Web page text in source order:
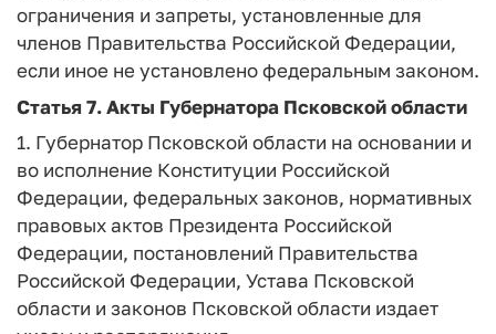
ограничения и запреты, установленные для
членов Правительства Российской Федерации,
если иное не установлено федеральным законом.
Статья 7.Акты Губернатора Псковской области
1. Губернатор Псковской области на основании и
во исполнение Конституции Российской
Федерации, федеральных законов, нормативных
правовых актов Президента Российской
Федерации, постановлений Правительства
Российской Федерации, Устава Псковской
области и законов Псковской области издает